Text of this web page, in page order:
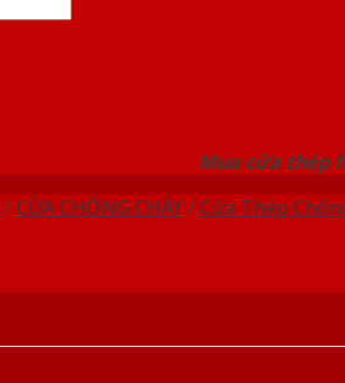
Mua cửa thép
/CỬA CHỐNG CHÁY/Cửa Thép